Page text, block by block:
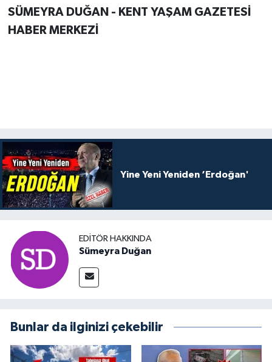
SÜMEYRA DUĞAN - KENT YAŞAM GAZETESİ
HABER MERKEZİ
Yine Yeni Yeniden ‘Erdoğan'
EDITÖR HAKKINDA
Sümeyra Duğan
Bunlar da ilginizi çekebilir